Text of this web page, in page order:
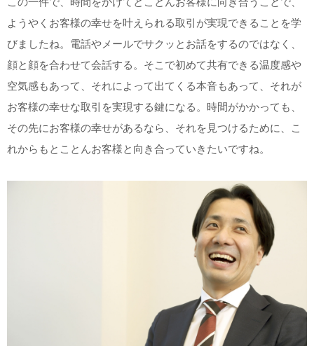
ようやくお客様の幸せを叶えられる取引が実現できることを学
びましたね。電話やメールでサクッとお話をするのではなく、
顔と顔を合わせて会話する。そこで初めて共有できる温度感や
空気感もあって、それによって出てくる本音もあって、それが
お客様の幸せな取引を実現する鍵になる。時間がかかっても、
その先にお客様の幸せがあるなら、それを見つけるために、こ
れからもとことんお客様と向き合っていきたいですね。